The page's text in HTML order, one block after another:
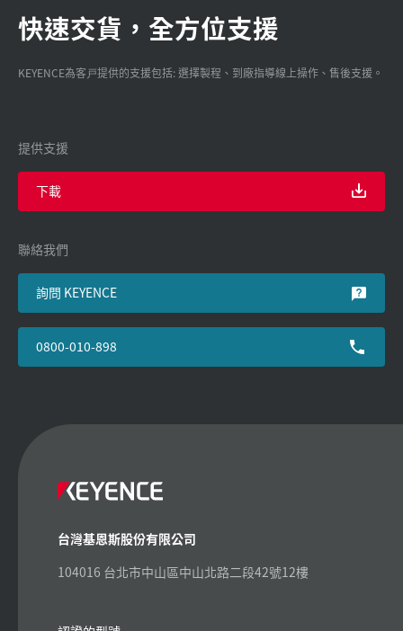
快速交貨，全方位支援
KEYENCE為客戸提供的支援包括: 選擇製程、到廠指導線上操作、售後支援。
提供支援
下載
聯絡我們
詢問 KEYENCE
0800-010-898
台灣基恩斯股份有限公司
104016 台北市中山區中山北路二段42號12樓